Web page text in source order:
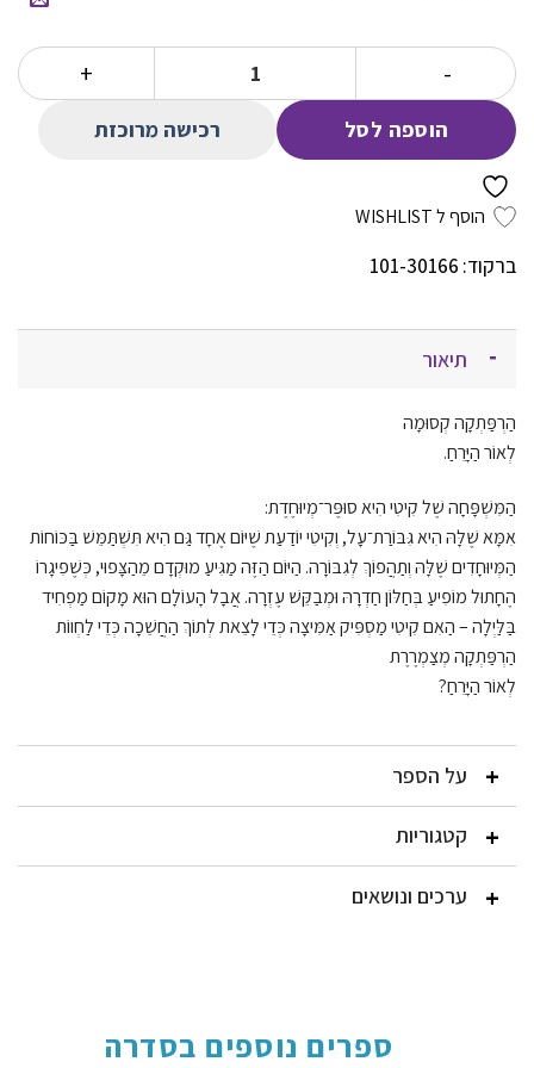
היה: הוא:
39.00 ₪. כמות של קיטי 1 הצלה לאור ירח
הוספה לסל רכישה מרוכזת
הוסף ל WISHLIST
ברקוד: 101-30166
תיאור
הַרְפַּתְקָה קְסוּמָה
לְאוֹר הַיָּרֵחַ.
הַמִּשְׁפָּחָה שֶׁל קִיטִי הִיא סוּפֶּר־מְיוּחֶדֶת:
אִמָּא שֶׁלָּהּ הִיא גִּבּוֹרַת־עָל, וְקִיטִי יוֹדַעַת שֶׁיּוֹם אֶחָד גַּם הִיא תִּשְׁתַּמֵּשׁ בַּכּוֹחוֹת
הַמְּיוּחָדִים שֶׁלָּהּ וְתַהֲפוֹךְ לְגִבּוֹרָה. הַיּוֹם הַזֶּה מַגִּיעַ מוּקְדָם מֵהַצָּפוּי, כְּשֶׁפִיגָרוֹ
הֶחָתוּל מוֹפִיעַ בְּחַלּוֹן חַדְרָהּ וּמְבַקֵּשׁ עֶזְרָה. אֲבָל הָעוֹלָם הוּא מָקוֹם מַפְחִיד
בַּלַּיְלָה – הַאִם קִיטִי מַסְפִּיק אַמִּיצָה כְּדֵי לָצֵאת לְתוֹךְ הַחֲשֵׁכָה כְּדֵי לַחְווֹת
הַרְפַּתְקָה מְצַמְרֶרֶת
לְאוֹר הַיָּרֵחַ?
על הספר
קטגוריות
ערכים ונושאים
ספרים נוספים בסדרה